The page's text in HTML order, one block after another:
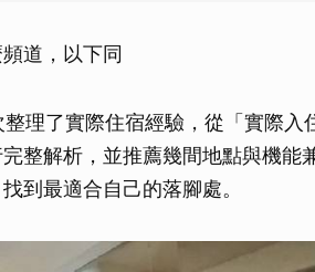
道，以下同
理了實際住宿經驗，從「實際入
整解析，並推薦幾間地點與機能
到最適合自己的落腳處。